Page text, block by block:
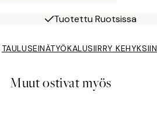
Tuotettu Ruotsissa
TAULUSEINÄTYÖKALUSIIRRY KEHYKSIIN
Muut ostivat myös